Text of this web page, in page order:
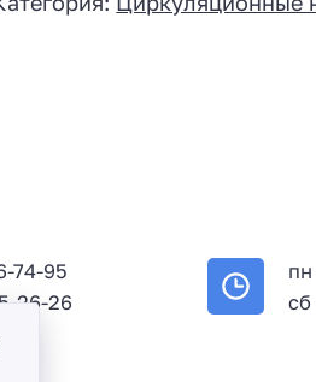
74-95
26-26
сб